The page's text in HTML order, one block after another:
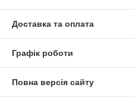
Доставка та оплата
Графік роботи
Повна версія сайту